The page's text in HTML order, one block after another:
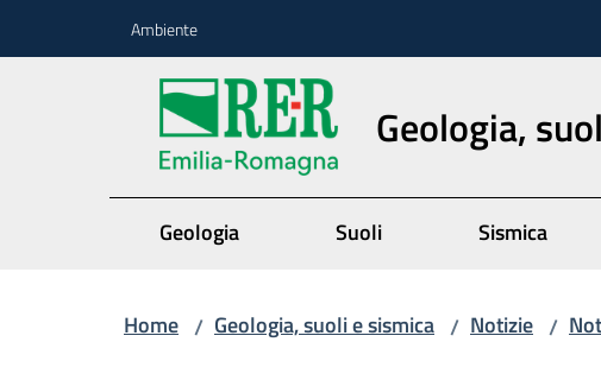
Ambiente
Geologia,
Geologia Suoli Sismica
Home / Geologia, suoli e sismica / Notizie /